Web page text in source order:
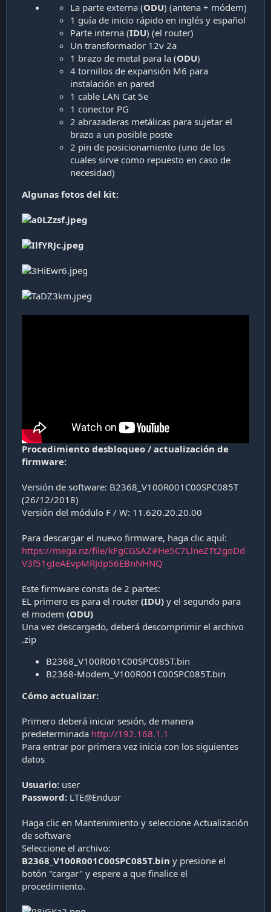
La parte externa (ODU) (antena + módem)
1 guía de inicio rápido en inglés y español
Parte interna (IDU) (el router)
Un transformador 12v 2a
1 brazo de metal para la (ODU)
4 tornillos de expansión M6 para
instalación en pared
1 cable LAN Cat 5e
1 conector PG
2 abrazaderas metálicas para sujetar el
brazo a un posible poste
2 pin de posicionamiento (uno de los
cuales sirve como repuesto en caso de
necesidad)
Algunas fotos del kit:
Procedimiento desbloqueo / actualización de
firmware:
Versión de software: B2368_V100R001C00SPC085T
(26/12/2018)
Versión del módulo F / W: 11.620.20.20.00
Para descargar el nuevo firmware, haga clic aquí:
https://mega.nz/file/kFgCGSAZ#He5C7LlneZTt2goDd
V3f51gIeAEvpMRJdp56EBnNHNQ
Este firmware consta de 2 partes:
EL primero es para el router (IDU) y el segundo para
el modem (ODU)
Una vez descargado, deberá descomprimir el archivo
.zip
B2368_V100R001C00SPC085T.bin
B2368-Modem_V100R001C00SPC085T.bin
Cómo actualizar:
Primero deberá iniciar sesión, de manera
predeterminada http://192.168.1.1
Para entrar por primera vez inicia con los siguientes
datos
Usuario: user
Password: LTE@Endusr
Haga clic en Mantenimiento y seleccione Actualización
de software
Seleccione el archivo:
B2368_V100R001C00SPC085T.bin y presione el
botón "cargar" y espere a que finalice el
procedimiento.